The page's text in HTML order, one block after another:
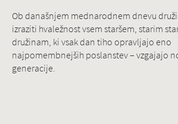
Ob današnjem mednarodnem dnevu
izraziti hvaležnost vsem staršem, starim
družinam, ki vsak dan tiho opravljajo eno
najpomembnejših poslanstev – vzgajajo
generacije.